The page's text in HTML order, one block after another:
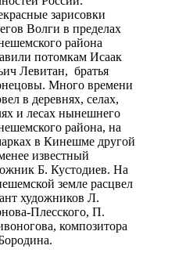
зарисовки
Волги в пределах
района
потомкам Исаак
Левитан, братья
Много времени
в деревнях, селах,
и лесах нынешнего
района, на
в Кинешме другой
известный
Б. Кустодиев. На
земле расцвел
художников Л.
Плесского, П.
композитора